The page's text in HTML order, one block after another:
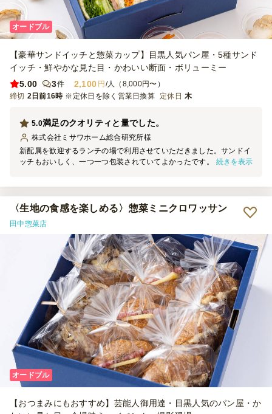
オードブル
【豪華サンドイッチと惣菜カップ】目黒人気パン屋・5種サンド
イッチ・鮮やかな見た目・かわいい断面・ボリューミー
5.00
3件 2,100 円 /人（8,000円〜）
締切 2日前16時 ※定休日を除く営業日換算 定休日 木
満足のクオリティと量でした。
5.0
株式会社ミサワホーム総合研究所様
新配属を歓迎するランチの場で利用させていただきました。サンドイ
ッチもおいしく、一つ一つ包装されていてよかったです。量も大人の
続きを表示
〈生地の食感を楽しめる〉惣菜ミニクロワッサン
田中惣菜店
オードブル
【おつまみにもおすすめ】芸能人御用達・目黒人気のパン屋・か